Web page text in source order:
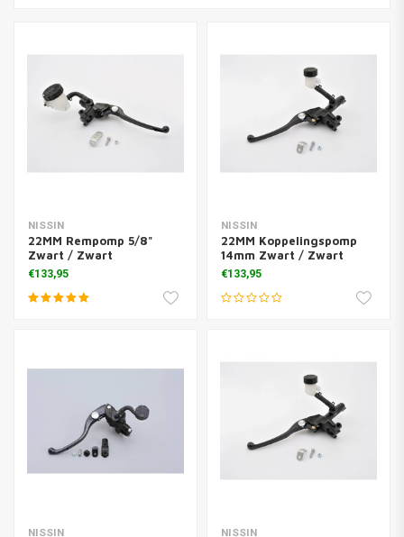
NISSIN
22MM Rempomp 5/8"
Zwart / Zwart
€133,95
NISSIN
22MM Koppelingspomp
14mm Zwart / Zwart
€133,95
NISSIN NISSIN